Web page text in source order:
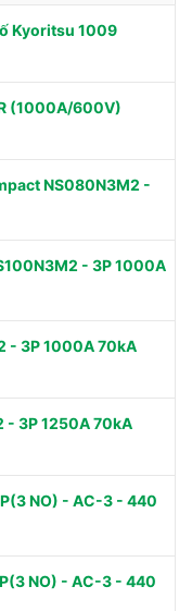
Kyoritsu 1009
(1000A/600V)
NS080N3M2 -
- 3P 1000A
- 3P 1000A 70kA
- 3P 1250A 70kA
NO) - AC-3 - 440
NO) - AC-3 - 440